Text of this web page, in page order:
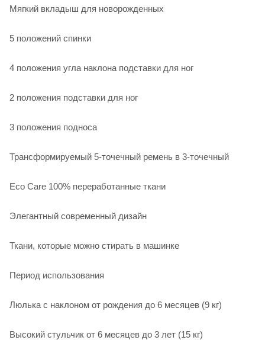
Мягкий вкладыш для новорожденных
5 положений спинки
4 положения угла наклона подставки для ног
2 положения подставки для ног
3 положения подноса
Трансформируемый 5-точечный ремень в 3-точечный
Eco Care 100% переработанные ткани
Элегантный современный дизайн
Ткани, которые можно стирать в машинке
Период использования
Люлька с наклоном от рождения до 6 месяцев (9 кг)
Высокий стульчик от 6 месяцев до 3 лет (15 кг)